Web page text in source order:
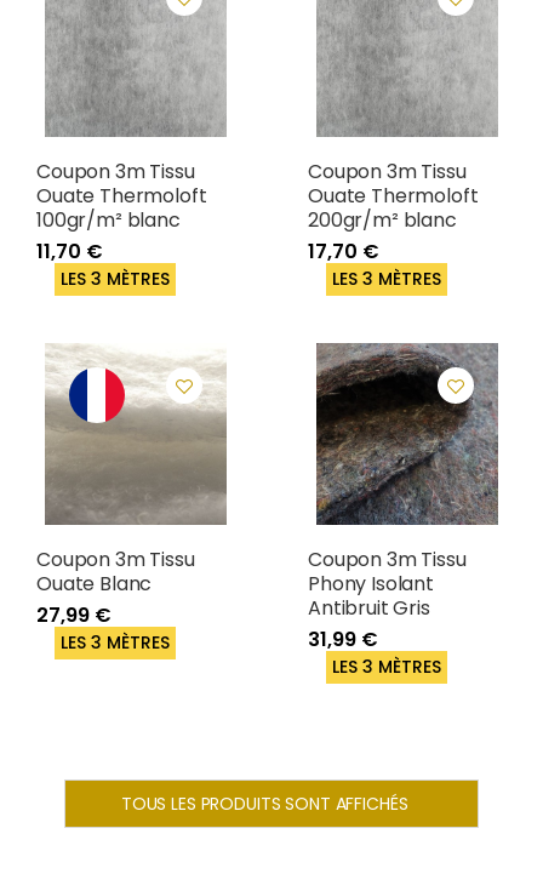
Coupon 3m Tissu
Ouate Thermoloft
100gr/m² blanc
11,70 €
LES 3 MÈTRES
Coupon 3m Tissu
Ouate Thermoloft
200gr/m² blanc
17,70 €
LES 3 MÈTRES
Coupon 3m Tissu
Ouate Blanc
27,99 €
LES 3 MÈTRES
Coupon 3m Tissu
Phony Isolant
Antibruit Gris
31,99 €
LES 3 MÈTRES
TOUS LES PRODUITS SONT AFFICHÉS